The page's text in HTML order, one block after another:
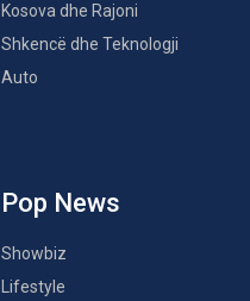
Kosova dhe Rajoni
Shkencë dhe Teknologji
Auto
Pop News
Showbiz
Lifestyle